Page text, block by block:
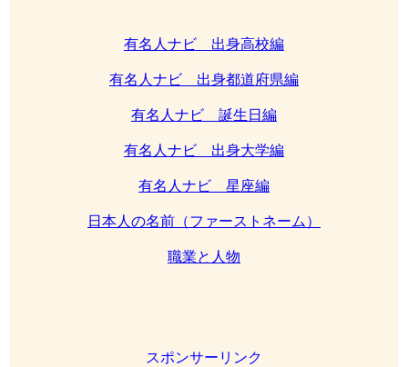
有名人ナビ 出身高校編
有名人ナビ 出身都道府県編
有名人ナビ 誕生日編
有名人ナビ 出身大学編
有名人ナビ 星座編
日本人の名前（ファーストネーム）
職業と人物
スポンサーリンク